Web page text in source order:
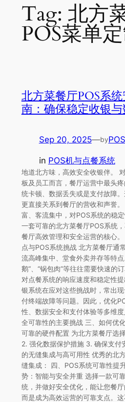
Tag: 北方
POS菜单
北方菜餐厅POS系
南：确保稳定收银
Sep 20, 2025—by
in POS机与点餐系统
地道北方味，高效安全收银伴。
板及员工而言，餐厅运营中最头
统卡顿、数据丢失或是支付故障
更直接关系到餐厅的营收和声誉
富、客流集中，对POS系统的稳定
一套可靠的北方菜餐厅POS系统
餐厅高效管理和安全运营的核心
点与POS系统挑战 北方菜餐厅通
流高峰集中、堂食外卖并存等特
鹅”、“锅包肉”等往往需要快速的
对点餐系统的响应速度和稳定性
银系统在应对这些挑战时，常出
付终端故障等问题。因此，优化
性、数据安全和支付体验等多维
全可靠性的主要挑战 三、如何优
可靠的硬件配置 为北方菜餐厅选
2. 强化数据保护措施 3. 确保支付
的无缝集成与高可用性 优秀的北
缝集成： 四、POS系统可靠性提
势：智能与安全并重 选择一款可
统，并做好安全优化，能让您餐厅
而是成为高效运营的可靠支点。